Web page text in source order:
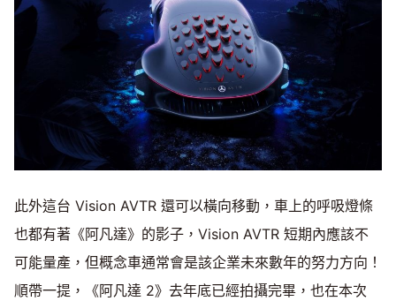
此外這台 Vision AVTR 還可以橫向移動，車上的呼吸燈條
也都有著《阿凡達》的影子，Vision AVTR 短期內應該不
可能量產，但概念車通常會是該企業未來數年的努力方向！
順帶一提，《阿凡達 2》去年底已經拍攝完畢，也在本次